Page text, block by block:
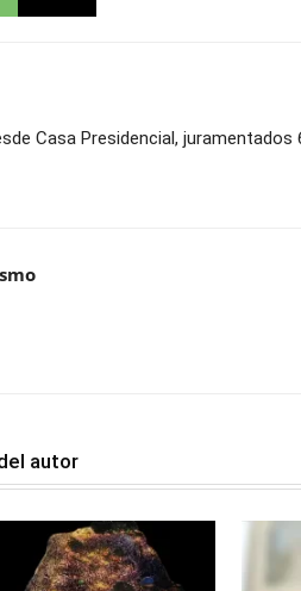
Casa Presidencial, juramentados
autor